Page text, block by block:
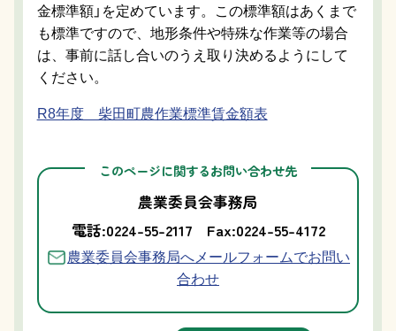
金標準額」を定めています。この標準額はあくまで
も標準ですので、地形条件や特殊な作業等の場合
は、事前に話し合いのうえ取り決めるようにして
ください。
R8年度 柴田町農作業標準賃金額表
このページに関するお問い合わせ先
農業委員会事務局
電話:0224-55-2117
Fax:0224-55-4172
農業委員会事務局へメールフォームでお問い
合わせ